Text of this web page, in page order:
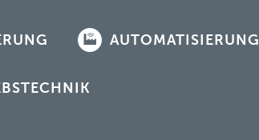
AUTOMATISIERUNG